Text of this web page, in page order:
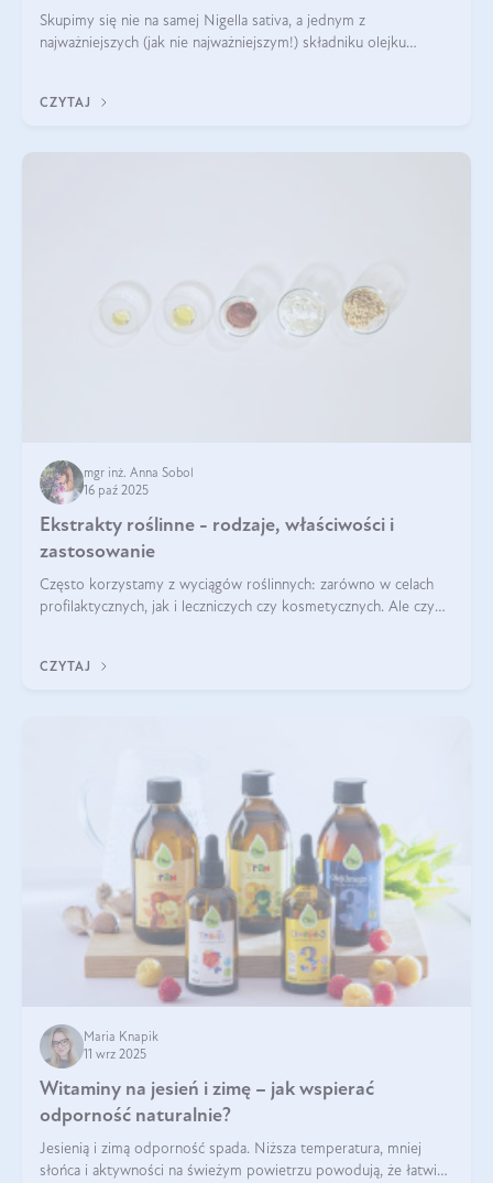
Skupimy się nie na samej Nigella sativa, a jednym z
najważniejszych (jak nie najważniejszym!) składniku olejku
CZYTAJ
mgr inż. Anna Sobol
16 paź 2025
Ekstrakty roślinne - rodzaje, właściwości i
zastosowanie
Często korzystamy z wyciągów roślinnych: zarówno w celach
profilaktycznych, jak i leczniczych czy kosmetycznych. Ale czy
CZYTAJ
Maria Knapik
11 wrz 2025
Witaminy na jesień i zimę – jak wspierać
odporność naturalnie?
Jesienią i zimą odporność spada. Niższa temperatura, mniej
słońca i aktywności na świeżym powietrzu powodują, że łatwiej